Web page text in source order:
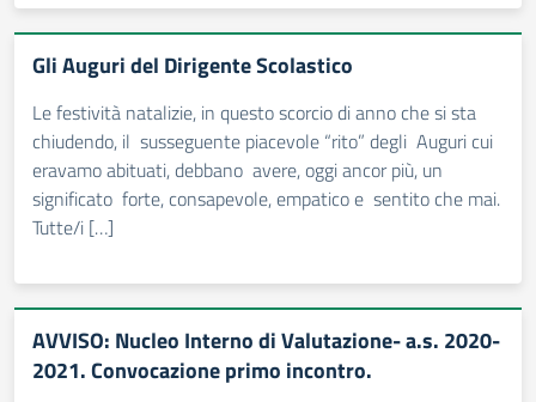
Gli Auguri del Dirigente Scolastico
Le festività natalizie, in questo scorcio di anno che si sta
chiudendo, il susseguente piacevole “rito” degli Auguri cui
eravamo abituati, debbano avere, oggi ancor più, un
significato forte, consapevole, empatico e sentito che mai.
Tutte/i […]
AVVISO: Nucleo Interno di Valutazione- a.s. 2020-
2021. Convocazione primo incontro.